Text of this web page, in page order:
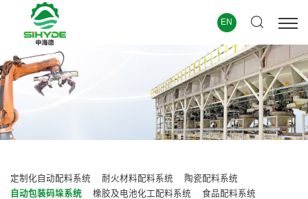
EN
定制化自动配料系统 耐火材料配料系统
陶瓷配料系统
自动包装码垛系统
橡胶及电池化工配料系统
食品配料系统